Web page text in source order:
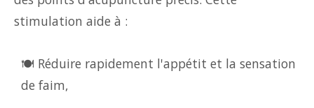
stimulation aide à :
🍽️ Réduire rapidement l'appétit et la sensation
de faim,